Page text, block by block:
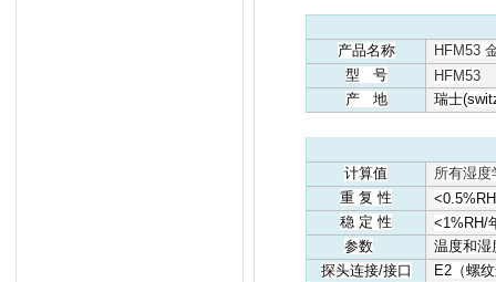
产品名称
HFM53
型
号
HFM53
产
地 瑞士
计算值
所有湿度
重 复 性
<0.5%RH
稳 定 性 <1%RH/
参数
温度和湿
探头连接/接口 E2 （螺